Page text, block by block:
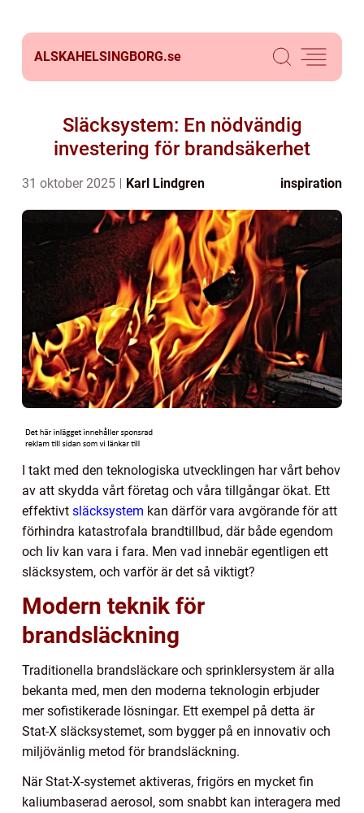
ALSKAHELSINGBORG.se
Släcksystem: En nödvändig
investering för brandsäkerhet
31 oktober 2025 Karl Lindgren inspiration
I takt med den teknologiska utvecklingen har vårt behov
av att skydda vårt företag och våra tillgångar ökat. Ett
effektivt släcksystem kan därför vara avgörande för att
förhindra katastrofala brandtillbud, där både egendom
och liv kan vara i fara. Men vad innebär egentligen ett
släcksystem, och varför är det så viktigt?
Modern teknik för
brandsläckning
Traditionella brandsläckare och sprinklersystem är alla
bekanta med, men den moderna teknologin erbjuder
mer sofistikerade lösningar. Ett exempel på detta är
Stat-X släcksystemet, som bygger på en innovativ och
miljövänlig metod för brandsläckning.
När Stat-X-systemet aktiveras, frigörs en mycket fin
kaliumbaserad aerosol, som snabbt kan interagera med